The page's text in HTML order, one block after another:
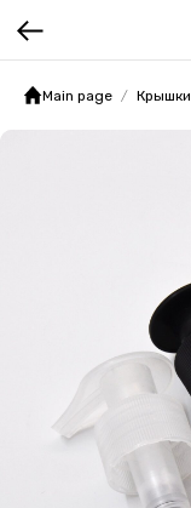
Main page Крышки